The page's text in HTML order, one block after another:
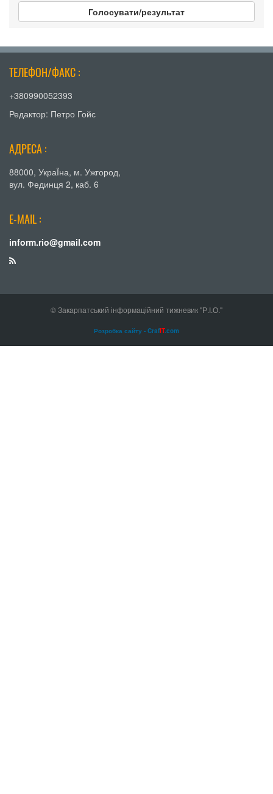
Голосувати/результат
ТЕЛЕФОН/ФАКС :
+380990052393
Редактор: Петро Гойс
АДРЕСА :
88000, УкраЇна, м. Ужгород,
вул. Фединця 2, каб. 6
E-MAIL :
inform.rio@gmail.com
© Закарпатський інформаційний тижневик "Р.І.О."
Розробка сайту - CrafIT.com